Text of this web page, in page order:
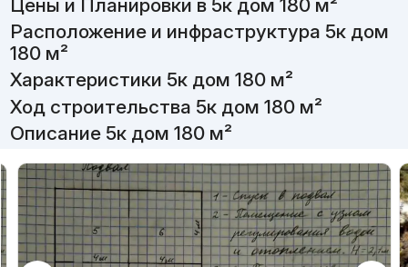
Цены и Планировки в 5к дом 180 м²
Расположение и инфраструктура 5к дом
180 м²
Характеристики 5к дом 180 м²
Ход строительства 5к дом 180 м²
Описание 5к дом 180 м²